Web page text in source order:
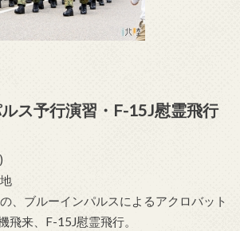
ス予行演習・F-15J慰霊飛行
、ブルーインパルスによるアクロバット
飛来、F-15J慰霊飛行。